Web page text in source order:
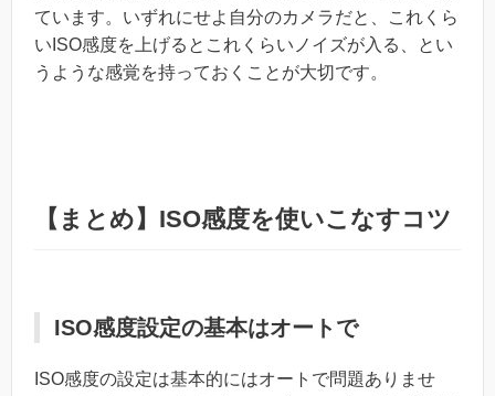
ています。いずれにせよ自分のカメラだと、これくら
いISO感度を上げるとこれくらいノイズが入る、とい
うような感覚を持っておくことが大切です。
【まとめ】ISO感度を使いこなすコツ
ISO感度設定の基本はオートで
ISO感度の設定は基本的にはオートで問題ありませ